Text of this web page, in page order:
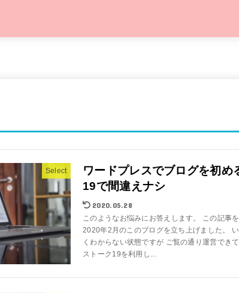
Select
ワードプレスでブログを初め
19で間違えナシ
2020.05.28
このようなお悩みにお答えします。 この記事
2020年2月のこのブログを立ち上げました。
くわからない状態ですが ご覧の通り運営でき
ストーク19を利用し...